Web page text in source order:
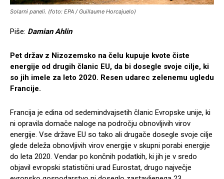
Solarni paneli. (foto: EPA / Guillaume Horcajuelo)
Piše: Damian Ahlin
Pet držav z Nizozemsko na čelu kupuje kvote čiste
energije od drugih članic EU, da bi dosegle svoje cilje, ki
so jih imele za leto 2020. Resen udarec zelenemu ugledu
Francije.
Francija je edina od sedemindvajsetih članic Evropske unije, ki
ni opravila domače naloge na področju obnovljivih virov
energije. Vse države EU so tako ali drugače dosegle svoje cilje
glede deleža obnovljivih virov energije v skupni porabi energije
do leta 2020. Vendar po končnih podatkih, ki jih je v sredo
objavil evropski statistični urad Eurostat, drugo največje